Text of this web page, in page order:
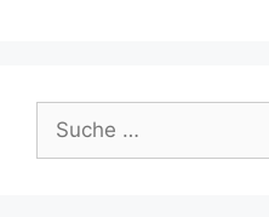
nach: